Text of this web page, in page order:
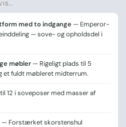
med to indgange — Emperor-
— sove- og opholdsdel i
møbler — Rigeligt plads til 5
et fuldt møbleret midterrum.
12 i soveposer med masser af
— Forstærket skorstenshul